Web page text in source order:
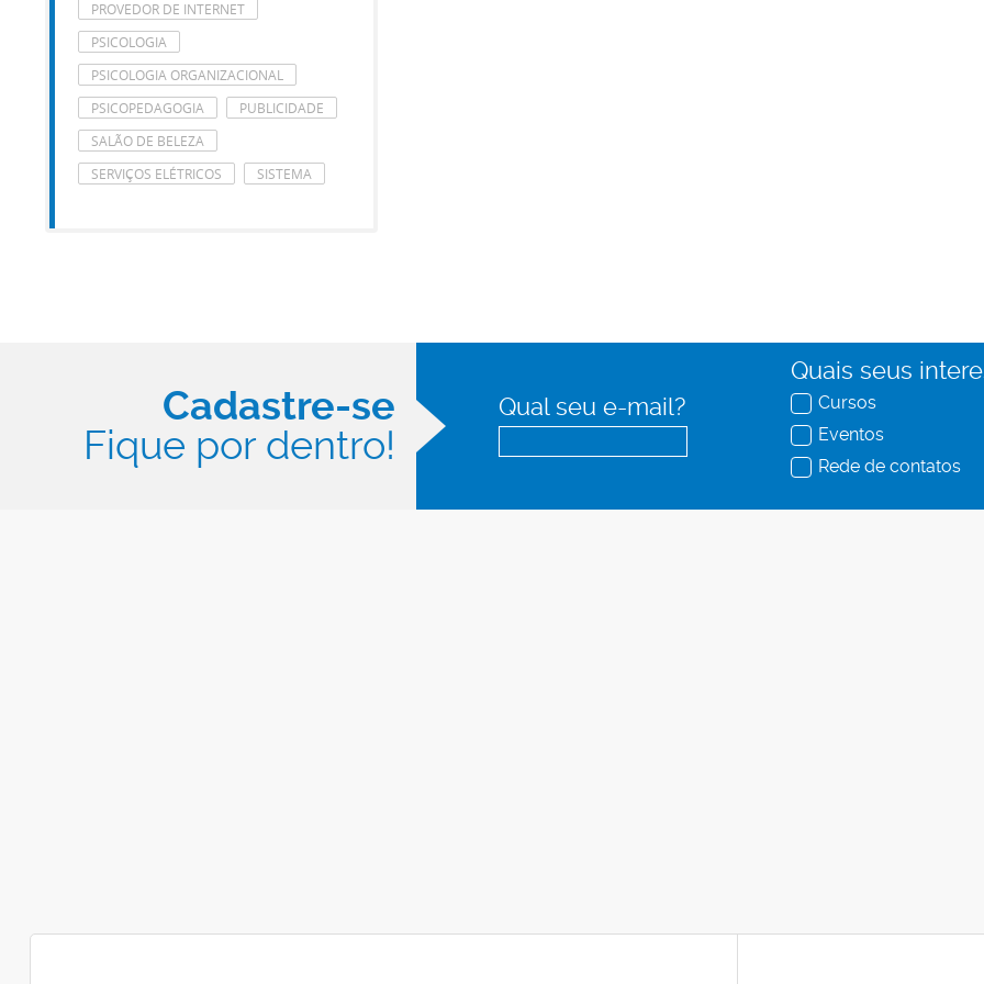
PROVEDOR DE INTERNET
PSICOLOGIA
PSICOLOGIA ORGANIZACIONAL
PSICOPEDAGOGIA
PUBLICIDADE
SALÃO DE BELEZA
SERVIÇOS ELÉTRICOS
SISTEMA
Cadastre-se
Fique por dentro!
Qual seu e-mail?
Quais seus
Cursos
Eventos
Rede de contatos